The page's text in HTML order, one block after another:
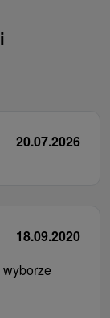
20.07.2026
18.09.2020